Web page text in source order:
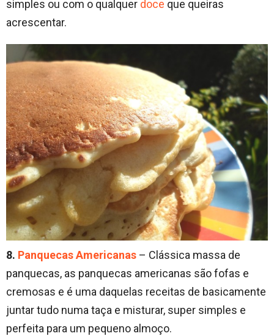
simples ou com o qualquer doce que queiras
acrescentar.
8. Panquecas Americanas – Clássica massa de
panquecas, as panquecas americanas são fofas e
cremosas e é uma daquelas receitas de basicamente
juntar tudo numa taça e misturar, super simples e
perfeita para um pequeno almoço.